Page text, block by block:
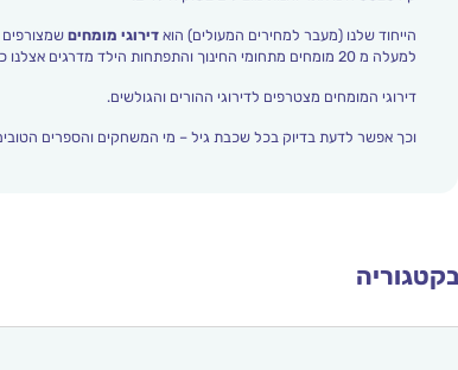
הייחוד שלנו (מעבר למחירים המעולים) הוא דירוגי מומחיםשמצורפים
למעלה מ 20 מומחים מתחומי החינוך והתפתחות הילד מדרגים אצלנו כל הזמן את עולם הילדים.
דירוגי המומחים מצטרפים לדירוגי ההורים והגולשים.
וכך אפשר לדעת בדיוק בכל שכבת גיל – מי המשחקים והספרים